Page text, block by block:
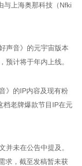
与上海奥那科技（Nfki
声音》的元宇宙版本
预计将于年内上线。
》的IP内容及现有粉
档老牌爆款节目IP在元
并未在公告中提及。
求，截至发稿暂未获